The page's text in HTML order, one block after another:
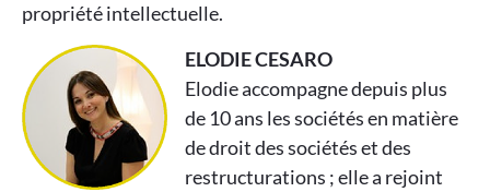
propriété intellectuelle.
ELODIE CESARO
Elodie accompagne depuis plus
de 10 ans les sociétés en matière
de droit des sociétés et des
restructurations ; elle a rejoint